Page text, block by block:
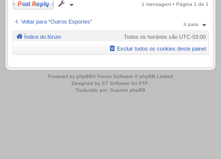
Responder 1 mensagem • Página 1 de 1
Voltar para “Outros Esportes” Ir para
Índice do fórum Todos os horários são UTC-03:00
Excluir todos os cookies deste painel
.
Powered by phpBB® Forum Software © phpBB Limited
Designed by ST Software for PTF
Traduzido por: Suporte phpBB